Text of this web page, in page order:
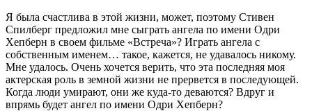
Я была счастлива в этой жизни, может, поэтому Стивен
Спилберг предложил мне сыграть ангела по имени Одри
Хепберн в своем фильме «Встреча»? Играть ангела с
собственным именем… такое, кажется, не удавалось никому.
Мне удалось. Очень хочется верить, что эта последняя моя
актерская роль в земной жизни не прервется в последующей.
Когда люди умирают, они же куда-то деваются? Вдруг и
впрямь будет ангел по имени Одри Хепберн?